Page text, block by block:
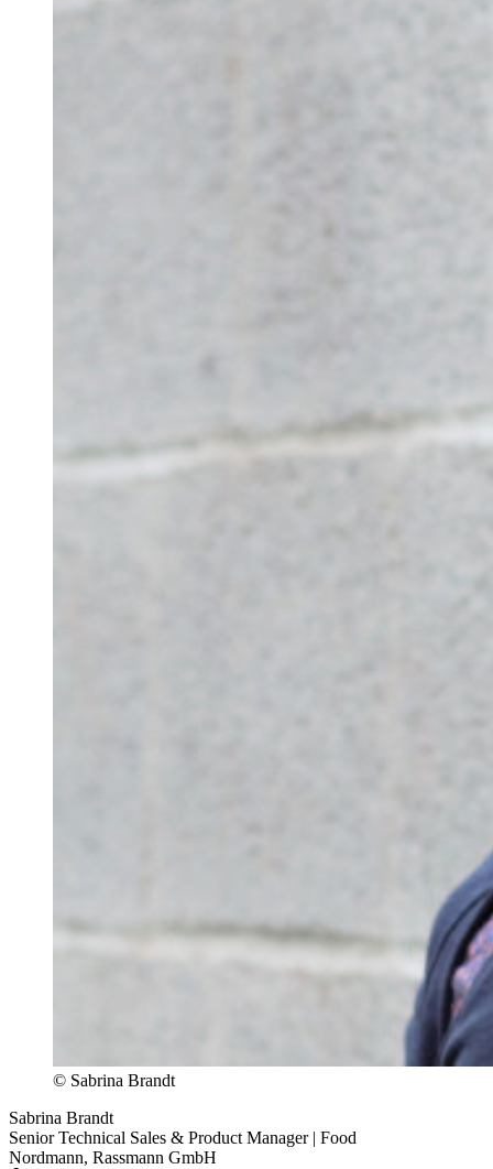
© Sabrina Brandt
Sabrina Brandt
Senior Technical Sales & Product Manager | Food
Nordmann, Rassmann GmbH